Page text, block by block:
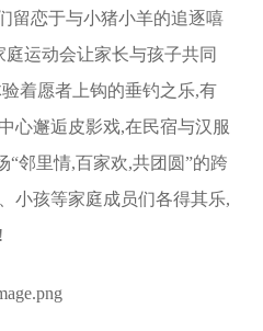
留恋于与小猪小羊的追逐嘻
运动会让家长与孩子共同
着愿者上钩的垂钓之乐,有
心邂逅皮影戏,在民宿与汉服
邻里情,百家欢,共团圆”的跨
小孩等家庭成员们各得其乐,